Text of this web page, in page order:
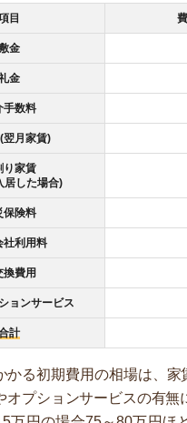
目
金
金
手数料
翌月家賃)
り家賃
居した場合)
保険料
社利用料
換費用
ョンサービス
計
かる初期費用の相場は、家
オプションサービスの有無